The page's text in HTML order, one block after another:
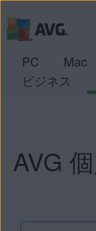
PC Mac
ビジネス
AVG